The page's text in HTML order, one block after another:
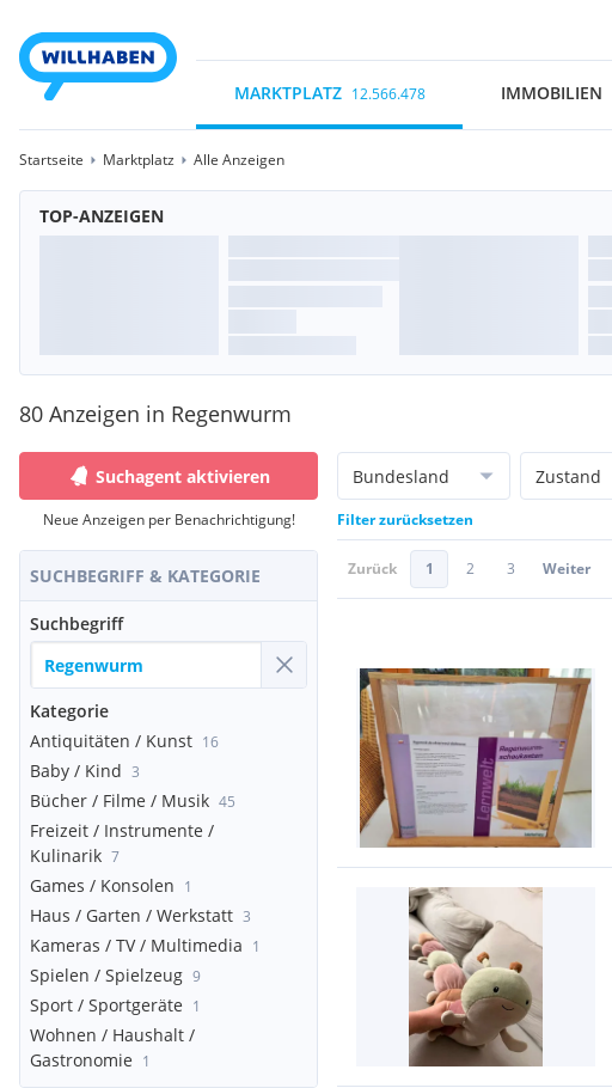
MARKTPLATZ 12.566.478 IMMOBILIEN
Startseite Marktplatz Alle Anzeigen
TOP-ANZEIGEN
80 Anzeigen in Regenwurm
Suchagent aktivieren
Neue Anzeigen per Benachrichtigung!
SUCHBEGRIFF & KATEGORIE
Suchbegriff
Kategorie
Antiquitäten / Kunst 16
Baby / Kind 3
Bücher / Filme / Musik 45
Freizeit / Instrumente /
Kulinarik 7
Games / Konsolen 1
Haus / Garten / Werkstatt 3
Kameras / TV / Multimedia 1
Spielen / Spielzeug 9
Sport / Sportgeräte 1
Wohnen / Haushalt /
Gastronomie 1
Bundesland Zustand
Filter zurücksetzen
Zurück 1 2 3 Weiter